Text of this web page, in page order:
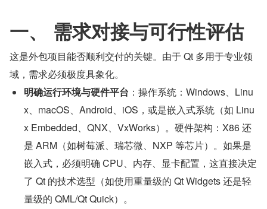
一、 需求对接与可行性评估
这是外包项目能否顺利交付的关键。由于 Qt 多用于专业领
域，需求必须极度具象化。
明确运行环境与硬件平台 ：操作系统：Windows、Linu
x、macOS、Android、iOS，或是嵌入式系统（如 Linu
x Embedded、QNX、VxWorks）。硬件架构：X86 还
是 ARM（如树莓派、瑞芯微、NXP 等芯片）。如果是
嵌入式，必须明确 CPU、内存、显卡配置，这直接决定
了 Qt 的技术选型（如使用重量级的 Qt Widgets 还是轻
量级的 QML/Qt Quick）。